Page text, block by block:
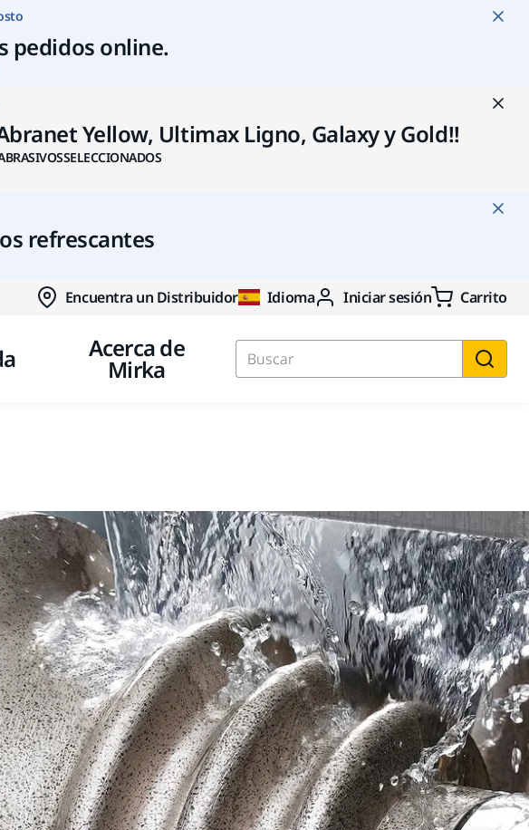
pedidos online.
Yellow, Ultimax Ligno, Galaxy y Gold!!
refrescantes
Encuentra un Distribuidor Idioma Iniciar sesión Carrito
Acerca de
Mirka Buscar